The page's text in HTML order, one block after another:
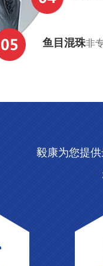
鱼目混珠非
毅康为您提